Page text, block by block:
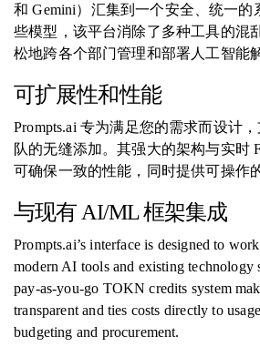
和 Gemini）汇集到一个安全、统一的
些模型，该平台消除了多种工具的混
松地跨各个部门管理和部署人工智能
可扩展性和性能
Prompts.ai 专为满足您的需求而设计
队的无缝添加。其强大的架构与实时
可确保一致的性能，同时提供可操作
与现有 AI/ML 框架集成
Prompts.ai’s interface is designed to
modern AI tools and existing technology
pay-as-you-go TOKN credits system
transparent and ties costs directly to
budgeting and procurement.